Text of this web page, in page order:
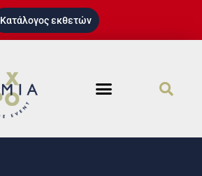
Κατάλογος εκθετών